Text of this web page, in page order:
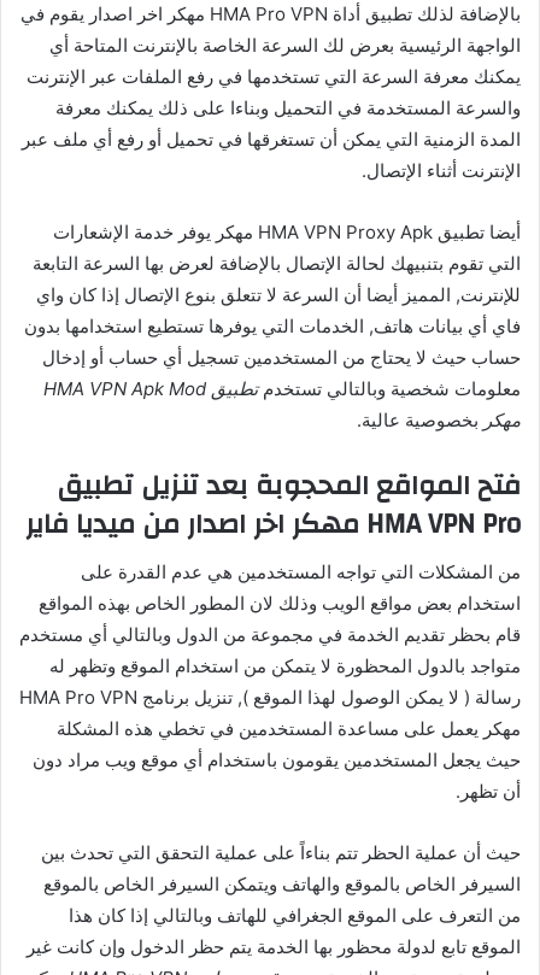
بالإضافة لذلك تطبيق أداة HMA Pro VPN مهكر اخر اصدار يقوم في
الواجهة الرئيسية بعرض لك السرعة الخاصة بالإنترنت المتاحة أي
يمكنك معرفة السرعة التي تستخدمها في رفع الملفات عبر الإنترنت
والسرعة المستخدمة في التحميل وبناءا على ذلك يمكنك معرفة
المدة الزمنية التي يمكن أن تستغرقها في تحميل أو رفع أي ملف عبر
الإنترنت أثناء الإتصال.
أيضا تطبيق HMA VPN Proxy Apk مهكر يوفر خدمة الإشعارات
التي تقوم بتنبيهك لحالة الإتصال بالإضافة لعرض بها السرعة التابعة
للإنترنت, المميز أيضا أن السرعة لا تتعلق بنوع الإتصال إذا كان واي
فاي أي بيانات هاتف, الخدمات التي يوفرها تستطيع استخدامها بدون
حساب حيث لا يحتاج من المستخدمين تسجيل أي حساب أو إدخال
معلومات شخصية وبالتالي تستخدم
تطبيق HMA VPN Apk Mod
مهكر بخصوصية عالية.
فتح المواقع المحجوبة بعد تنزيل تطبيق
HMA VPN Pro مهكر اخر اصدار من ميديا فاير
من المشكلات التي تواجه المستخدمين هي عدم القدرة على
استخدام بعض مواقع الويب وذلك لان المطور الخاص بهذه المواقع
قام بحظر تقديم الخدمة في مجموعة من الدول وبالتالي أي مستخدم
متواجد بالدول المحظورة لا يتمكن من استخدام الموقع وتظهر له
رسالة ( لا يمكن الوصول لهذا الموقع ), تنزيل برنامج HMA Pro VPN
مهكر يعمل على مساعدة المستخدمين في تخطي هذه المشكلة
حيث يجعل المستخدمين يقومون باستخدام أي موقع ويب مراد دون
أن تظهر.
حيث أن عملية الحظر تتم بناءاً على عملية التحقق التي تحدث بين
السيرفر الخاص بالموقع والهاتف ويتمكن السيرفر الخاص بالموقع
من التعرف على الموقع الجغرافي للهاتف وبالتالي إذا كان هذا
الموقع تابع لدولة محظور بها الخدمة يتم حظر الدخول وإن كانت غير